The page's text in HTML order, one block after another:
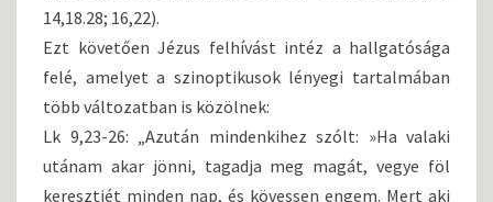
14,18.28; 16,22).
Ezt követően Jézus felhívást intéz a hallgatósága
felé, amelyet a szinoptikusok lényegi tartalmában
több változatban is közölnek:
Lk 9,23-26: „Azután mindenkihez szólt: »Ha valaki
utánam akar jönni, tagadja meg magát, vegye föl
keresztjét minden nap, és kövessen engem. Mert aki